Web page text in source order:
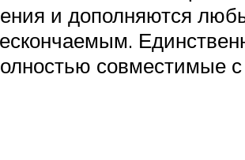
и дополняются
совместимые